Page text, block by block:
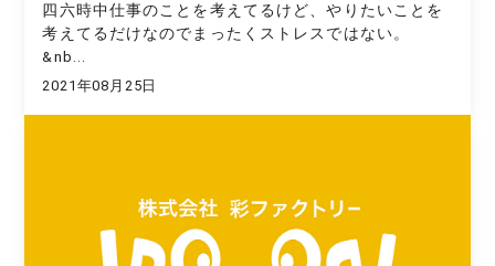
四六時中仕事のことを考えてるけど、やりたいことを
考えてるだけなのでまったくストレスではない。
&nb...
2021年08月25日